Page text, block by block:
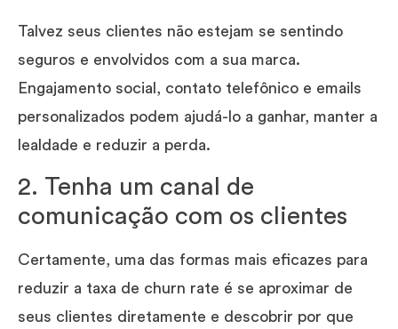
Talvez seus clientes não estejam se sentindo
seguros e envolvidos com a sua marca.
Engajamento social, contato telefônico e emails
personalizados podem ajudá-lo a ganhar, manter a
lealdade e reduzir a perda.
2. Tenha um canal de
comunicação com os clientes
Certamente, uma das formas mais eficazes para
reduzir a taxa de churn rate é se aproximar de
seus clientes diretamente e descobrir por que